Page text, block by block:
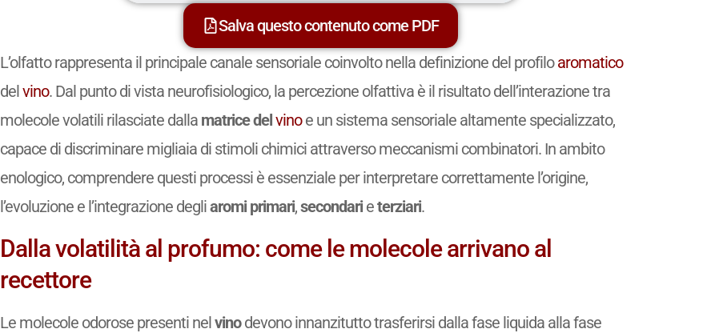
Salva questo contenuto come PDF
L’olfatto rappresenta il principale canale sensoriale coinvolto nella definizione del profiloaromatico
delvino. Dal punto di vista neurofisiologico, la percezione olfattiva è il risultato dell’interazione tra
molecole volatili rilasciate dalla matrice delvinoe un sistema sensoriale altamente specializzato,
capace di discriminare migliaia di stimoli chimici attraverso meccanismi combinatori. In ambito
enologico, comprendere questi processi è essenziale per interpretare correttamente l’origine,
l’evoluzione e l’integrazione degliaromi primari,secondarieterziari.
Dalla volatilità al profumo: come le molecole arrivano al
recettore
Le molecole odorose presenti nelvinodevono innanzitutto trasferirsi dalla fase liquida alla fase